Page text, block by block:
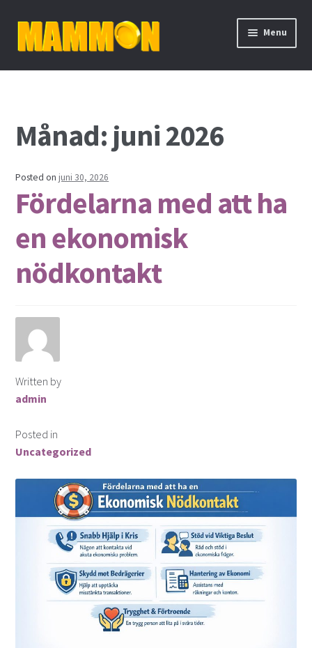
Skip
to
Skip
to
Menu
Hem
Binära optioner
Bolån
Cykliska aktier
Daytrading
Finansiella instrument för valutahandel
Guld som Investering
Hur köper man aktier?
Investera i snabblåneföretag
Investera i syndfonder
ISK (Investeringssparkonto)
Kontakta oss
Månad: juni 2026
Posted onjuni 30, 2026
Fördelarna med att ha
en ekonomisk
nödkontakt
Written by
admin
Posted in
Uncategorized